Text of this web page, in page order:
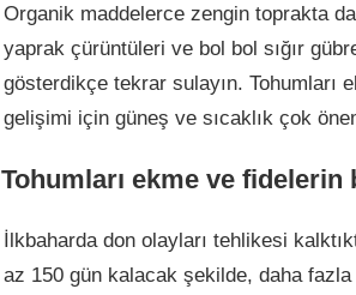
Organik maddelerce zengin toprakta
yaprak çürüntüleri ve bol bol sığır
gösterdikçe tekrar sulayın. Tohumları
gelişimi için güneş ve sıcaklık çok
Tohumları ekme ve fidelerin
İlkbaharda don olayları tehlikesi
az 150 gün kalacak şekilde, daha fazla